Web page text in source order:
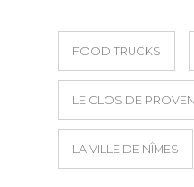
FOOD TRUCKS
LE CLOS DE
LA VILLE DE NÎMES